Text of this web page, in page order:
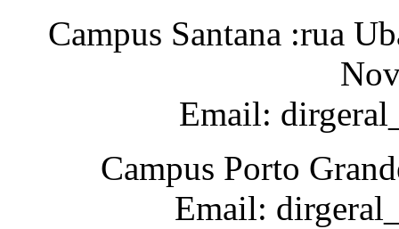
Campus Santana :rua
Email:
Campus Porto
Email: